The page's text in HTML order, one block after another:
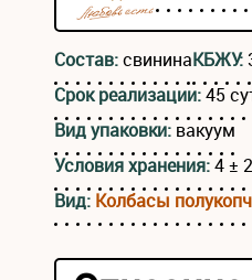
Состав:свининаКБЖУ:
Срок реализации:45
Вид упаковки: вакуум
Условия хранения:4 ±
Вид: Колбасы